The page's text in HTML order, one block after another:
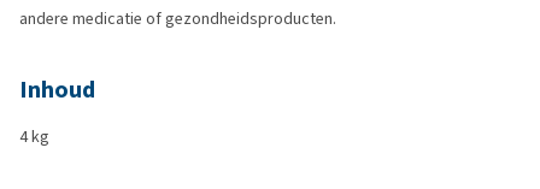
andere medicatie of gezondheidsproducten.
Inhoud
4 kg